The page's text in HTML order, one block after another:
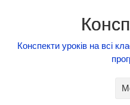
Конспекти уроків на всі